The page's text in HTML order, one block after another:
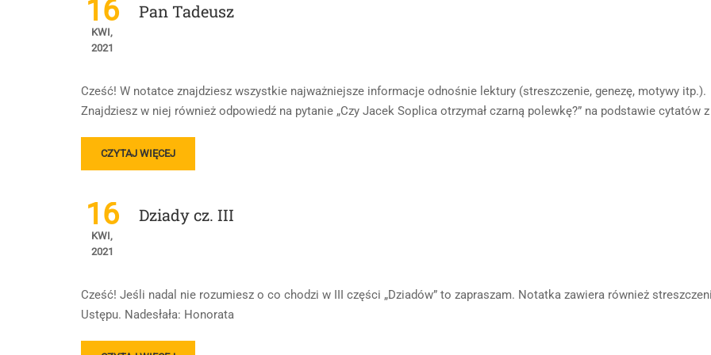
TADEUSZ
16
KWI,
2021
Pan Tadeusz
Cześć! W notatce znajdziesz wszystkie najważniejsze informacje odnośnie lektury (streszczenie, genezę, motywy itp.).
Znajdziesz w niej również odpowiedź na pytanie „Czy Jacek Soplica otrzymał czarną polewkę?” na podstawie cytatów
READ
MORE
PAN
TADEUSZ
CZYTAJ WIĘCEJ
16
KWI,
2021
Dziady cz. III
Cześć! Jeśli nadal nie rozumiesz o co chodzi w III części „Dziadów” to zapraszam. Notatka zawiera również
Ustępu. Nadesłała: Honorata